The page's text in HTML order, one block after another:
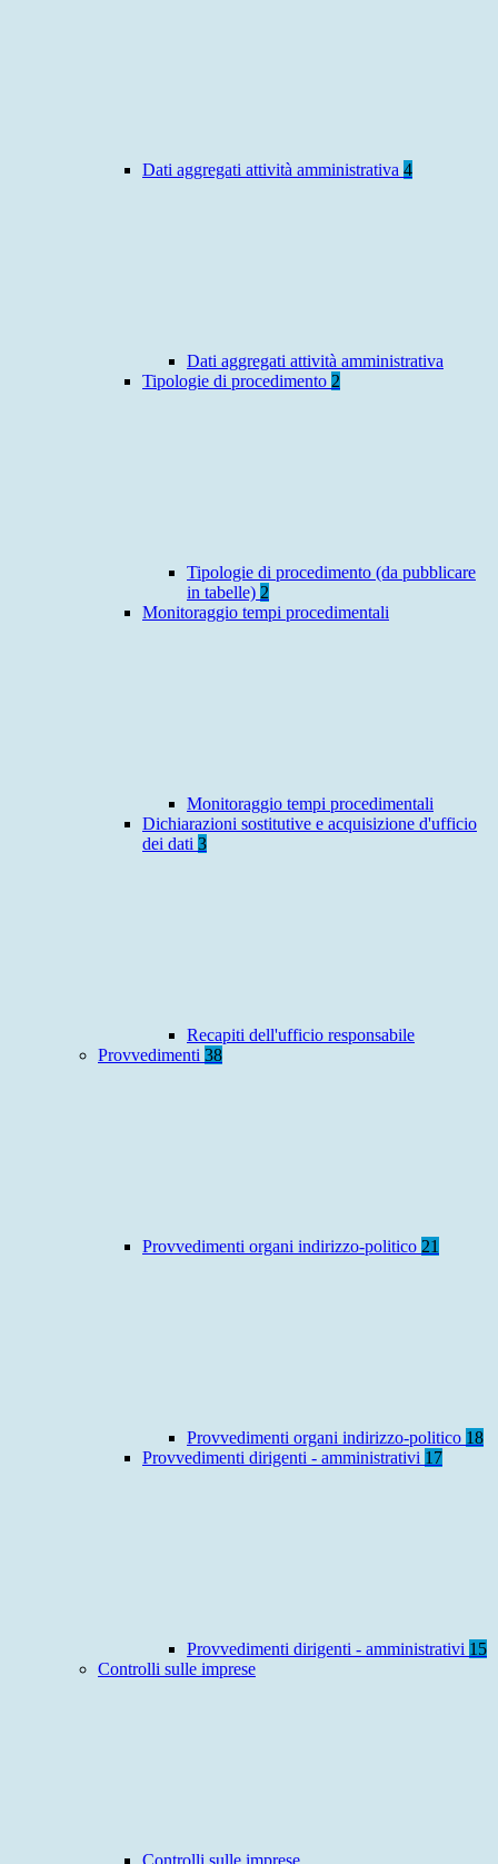
Dati aggregati attività amministrativa 4
Dati aggregati attività amministrativa
Tipologie di procedimento 2
Tipologie di procedimento (da pubblicare
in tabelle) 2
Monitoraggio tempi procedimentali
Monitoraggio tempi procedimentali
Dichiarazioni sostitutive e acquisizione d'ufficio
dei dati 3
Recapiti dell'ufficio responsabile
Provvedimenti 38
Provvedimenti organi indirizzo-politico 21
Provvedimenti organi indirizzo-politico 18
Provvedimenti dirigenti - amministrativi 17
Provvedimenti dirigenti - amministrativi 15
Controlli sulle imprese